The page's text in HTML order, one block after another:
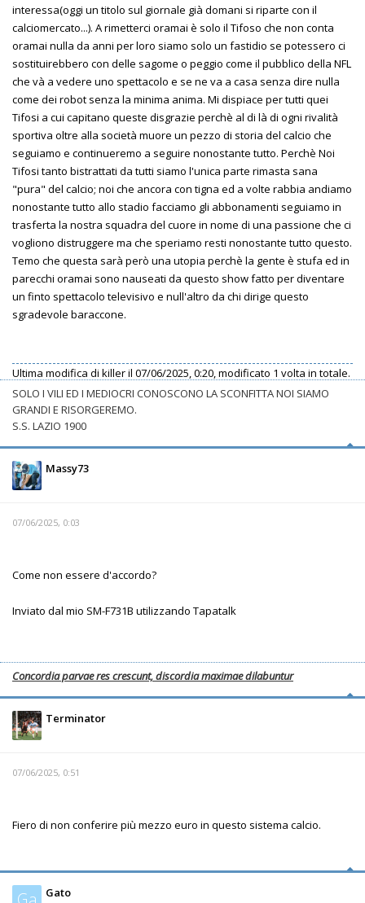
interessa(oggi un titolo sul giornale già domani si riparte con il
calciomercato...). A rimetterci oramai è solo il Tifoso che non conta
oramai nulla da anni per loro siamo solo un fastidio se potessero ci
sostituirebbero con delle sagome o peggio come il pubblico della NFL
che và a vedere uno spettacolo e se ne va a casa senza dire nulla
come dei robot senza la minima anima. Mi dispiace per tutti quei
Tifosi a cui capitano queste disgrazie perchè al di là di ogni rivalità
sportiva oltre alla società muore un pezzo di storia del calcio che
seguiamo e continueremo a seguire nonostante tutto. Perchè Noi
Tifosi tanto bistrattati da tutti siamo l'unica parte rimasta sana
"pura" del calcio; noi che ancora con tigna ed a volte rabbia andiamo
nonostante tutto allo stadio facciamo gli abbonamenti seguiamo in
trasferta la nostra squadra del cuore in nome di una passione che ci
vogliono distruggere ma che speriamo resti nonostante tutto questo.
Temo che questa sarà però una utopia perchè la gente è stufa ed in
parecchi oramai sono nauseati da questo show fatto per diventare
un finto spettacolo televisivo e null'altro da chi dirige questo
sgradevole baraccone.
Ultima modifica di killeril 07/06/2025, 0:20, modificato 1 volta in totale.
SOLO I VILI ED I MEDIOCRI CONOSCONO LA SCONFITTA NOI SIAMO
GRANDI E RISORGEREMO.
S.S. LAZIO 1900
Massy73
07/06/2025, 0:03
Come non essere d'accordo?
Inviato dal mio SM-F731B utilizzando Tapatalk
Concordia parvae res crescunt, discordia maximae dilabuntur
Terminator
07/06/2025, 0:51
Fiero di non conferire più mezzo euro in questo sistema calcio.
Gato